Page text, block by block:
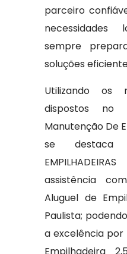
parceiro
sempre
soluções
Utilizando os
dispostos no
Manutenção De
se
assistência
Aluguel de
Paulista;
a excelência por